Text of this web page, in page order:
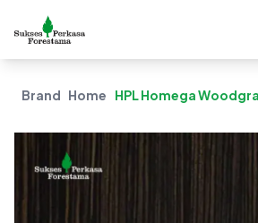
Brand HomegaHPL Homega